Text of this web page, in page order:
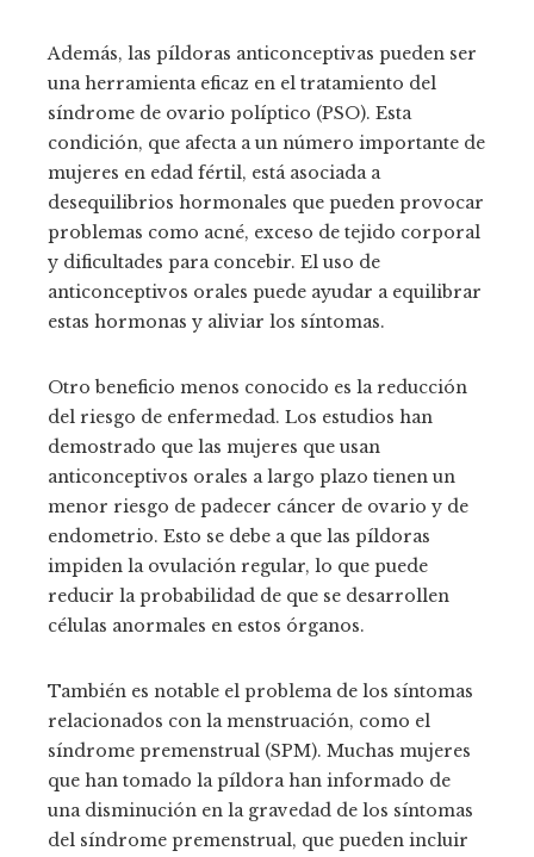
Además, las píldoras anticonceptivas pueden ser
una herramienta eficaz en el tratamiento del
síndrome de ovario políptico (PSO). Esta
condición, que afecta a un número importante de
mujeres en edad fértil, está asociada a
desequilibrios hormonales que pueden provocar
problemas como acné, exceso de tejido corporal
y dificultades para concebir. El uso de
anticonceptivos orales puede ayudar a equilibrar
estas hormonas y aliviar los síntomas.
Otro beneficio menos conocido es la reducción
del riesgo de enfermedad. Los estudios han
demostrado que las mujeres que usan
anticonceptivos orales a largo plazo tienen un
menor riesgo de padecer cáncer de ovario y de
endometrio. Esto se debe a que las píldoras
impiden la ovulación regular, lo que puede
reducir la probabilidad de que se desarrollen
células anormales en estos órganos.
También es notable el problema de los síntomas
relacionados con la menstruación, como el
síndrome premenstrual (SPM). Muchas mujeres
que han tomado la píldora han informado de
una disminución en la gravedad de los síntomas
del síndrome premenstrual, que pueden incluir